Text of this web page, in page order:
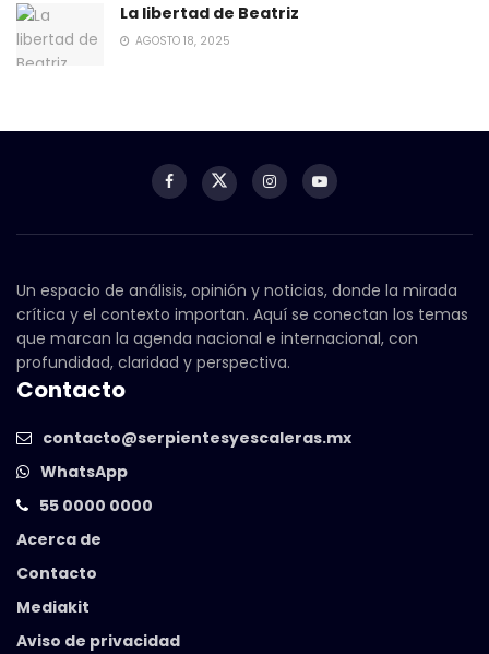
La libertad de Beatriz
AGOSTO 18, 2025
Un espacio de análisis, opinión y noticias, donde la mirada
crítica y el contexto importan. Aquí se conectan los temas
que marcan la agenda nacional e internacional, con
profundidad, claridad y perspectiva.
Contacto
contacto@serpientesyescaleras.mx
WhatsApp
55 0000 0000
Acerca de
Contacto
Mediakit
Aviso de privacidad